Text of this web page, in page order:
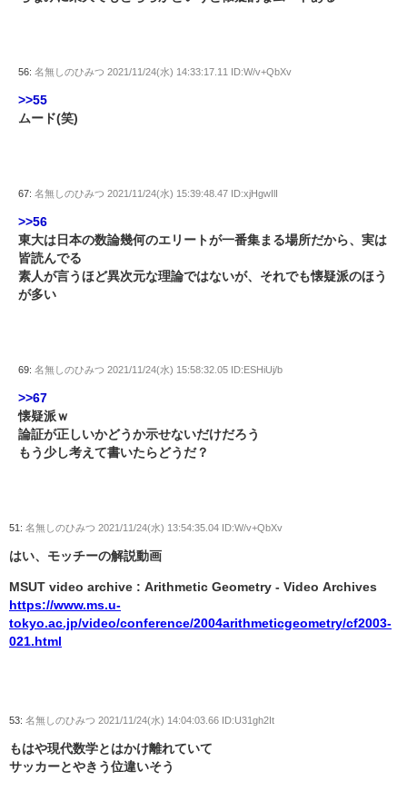
56: 名無しのひみつ 2021/11/24(水) 14:33:17.11 ID:W/v+QbXv
>>55
ムード(笑)
67: 名無しのひみつ 2021/11/24(水) 15:39:48.47 ID:xjHgwIlI
>>56
東大は日本の数論幾何のエリートが一番集まる場所だから、実は
皆読んでる
素人が言うほど異次元な理論ではないが、それでも懐疑派のほう
が多い
69: 名無しのひみつ 2021/11/24(水) 15:58:32.05 ID:ESHiUj/b
>>67
懐疑派ｗ
論証が正しいかどうか示せないだけだろう
もう少し考えて書いたらどうだ？
51: 名無しのひみつ 2021/11/24(水) 13:54:35.04 ID:W/v+QbXv
はい、モッチーの解説動画
MSUT video archive : Arithmetic Geometry - Video Archives
https://www.ms.u-
tokyo.ac.jp/video/conference/2004arithmeticgeometry/cf2003-
021.html
53: 名無しのひみつ 2021/11/24(水) 14:04:03.66 ID:U31gh2It
もはや現代数学とはかけ離れていて
サッカーとやきう位違いそう